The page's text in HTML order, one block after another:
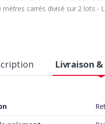
carrés divisé sur 2 lots -
Livraison